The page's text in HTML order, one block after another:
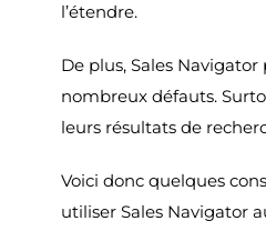
l’étendre.
De plus, Sales
nombreux défauts.
leurs résultats de
Voici donc quelques
utiliser Sales Navigator